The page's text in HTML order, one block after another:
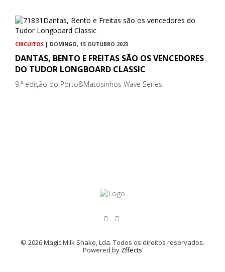
CIRCUITOS | DOMINGO, 15 OUTUBRO 2023
DANTAS, BENTO E FREITAS SÃO OS VENCEDORES
DO TUDOR LONGBOARD CLASSIC
9.ª edição do Porto&Matosinhos Wave Series
© 2026 Magic Milk Shake, Lda. Todos os direitos reservados.
Powered by Zffects